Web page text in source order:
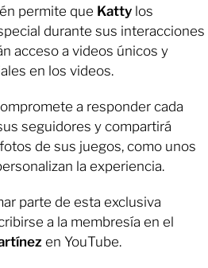
permite que Katty los
durante sus interacciones
acceso a videos únicos y
en los videos.
a responder cada
seguidores y compartirá
de sus juegos, como unos
la experiencia.
parte de esta exclusiva
a la membresía en el
en YouTube.